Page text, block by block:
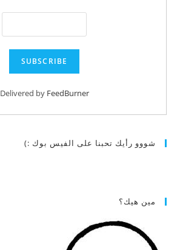
Delivered by FeedBurner
شووو رأيك تحبنا على الفيس بوك :)
مين هيك؟